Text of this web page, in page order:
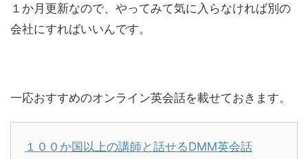
１か月更新なので、やってみて気に入らなければ別の
会社にすればいいんです。
一応おすすめのオンライン英会話を載せておきます。
１００か国以上の講師と話せるDMM英会話